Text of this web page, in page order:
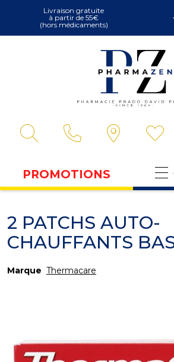
Livraison gratuite
à partir de 55€
(hors médicaments)
PROMOTIONS
2 PATCHS AUTO-
CHAUFFANTS
Marque Thermacare